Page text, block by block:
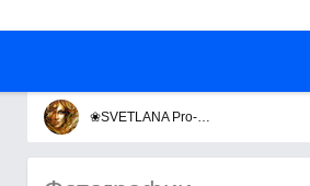
❀SVETLANA Pro-va